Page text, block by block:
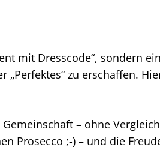
mit Dresscode“, sondern
„Perfektes“ zu erschaffen.
– ohne
Prosecco ;-) – und die